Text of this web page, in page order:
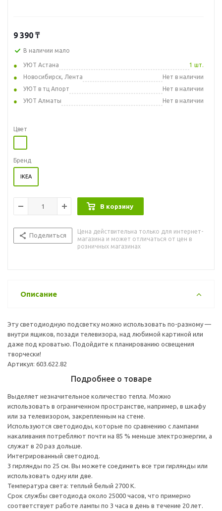
9 390 ₸
В наличии мало
УЮТ Астана
1 шт.
Новосибирск, Лента
Нет в наличии
УЮТ в тц Апорт
Нет в наличии
УЮТ Алматы
Нет в наличии
Цвет
Бренд
IKEA
В корзину
Поделиться
Цена действительна только для интернет-
магазина и может отличаться от цен в
розничных магазинах
Описание
Эту светодиодную подсветку можно использовать по-разному —
внутри ящиков, позади телевизора, над любимой картиной или
даже под кроватью. Подойдите к планированию освещения
творчески!
Артикул: 603.622.82
Подробнее о товаре
Выделяет незначительное количество тепла. Можно
использовать в ограниченном пространстве, например, в шкафу
или за телевизором, закрепленным на стене.
Используются светодиоды, которые по сравнению с лампами
накаливания потребляют почти на 85 % меньше электроэнергии, а
служат в 20 раз дольше.
Интегрированный светодиод.
3 гирлянды по 25 см. Вы можете соединить все три гирлянды или
использовать одну или две.
Температура света: теплый белый 2700 К.
Срок службы светодиода около 25000 часов, что примерно
соответствует работе лампы по 3 часа в день в течение 20 лет.